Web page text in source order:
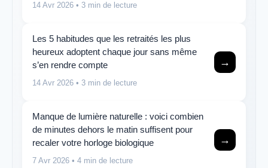
14 Avr 2026 • 3 min de lecture
Les 5 habitudes que les retraités les plus
heureux adoptent chaque jour sans même
s’en rendre compte
14 Avr 2026 • 3 min de lecture
→
Manque de lumière naturelle : voici combien
de minutes dehors le matin suffisent pour
recaler votre horloge biologique
7 Avr 2026 • 4 min de lecture
→